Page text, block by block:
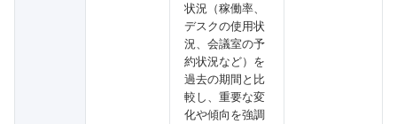
状況（稼働率、
デスクの使用状
況、会議室の予
約状況など）を
過去の期間と比
較し、重要な変
化や傾向を強調